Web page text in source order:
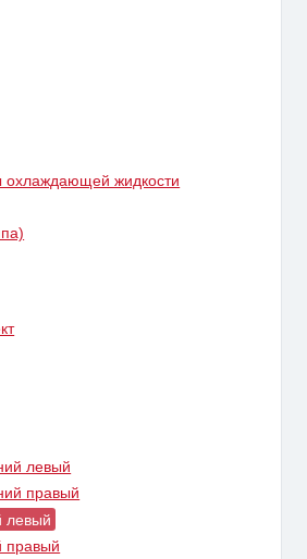
охлаждающей жидкости
левый
правый
левый
правый